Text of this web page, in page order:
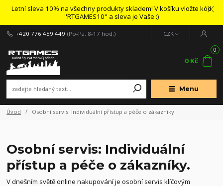
Letní sleva 10% na všechny produkty skladem! V košíku vložte kód
''RTGAMES10" a sleva je Vaše :)
Menu
CZK
+420 776 459 449 (Po-Pá, 8-17 hod.)
0
0 Kč
Úvod Osobní servis: Individuální přístup a péče o zákazníky.
Osobní servis: Individuální
přístup a péče o zákazníky.
V dnešním světě online nakupování je osobní servis klíčovým